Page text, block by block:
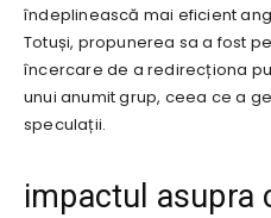
îndeplinească mai eficient
Totuși, propunerea sa a fost
încercare de a redirecționa
unui anumit grup, ceea ce a
speculații.
impactul asupra